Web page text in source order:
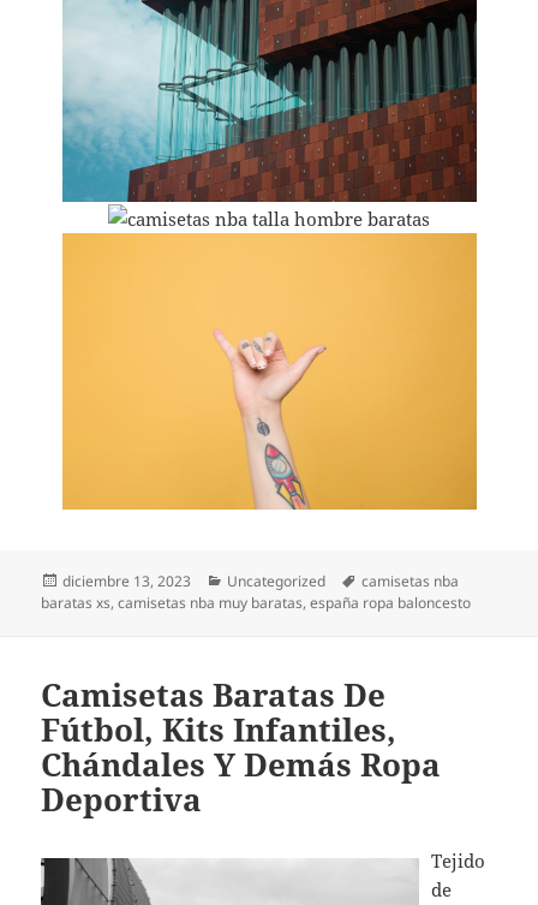
Publicado
el
diciembre 13, 2023 Categorías
Uncategorized Etiquetas
camisetas nba
baratas xs,camisetas nba muy baratas,españa ropa baloncesto
Camisetas Baratas De
Fútbol, Kits Infantiles,
Chándales Y Demás Ropa
Deportiva
Tejido
de